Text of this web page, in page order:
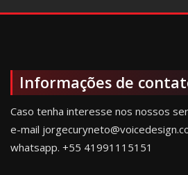
Informações de
Caso tenha interesse nos nossos
e-mail
whatsapp. +55 41991115151